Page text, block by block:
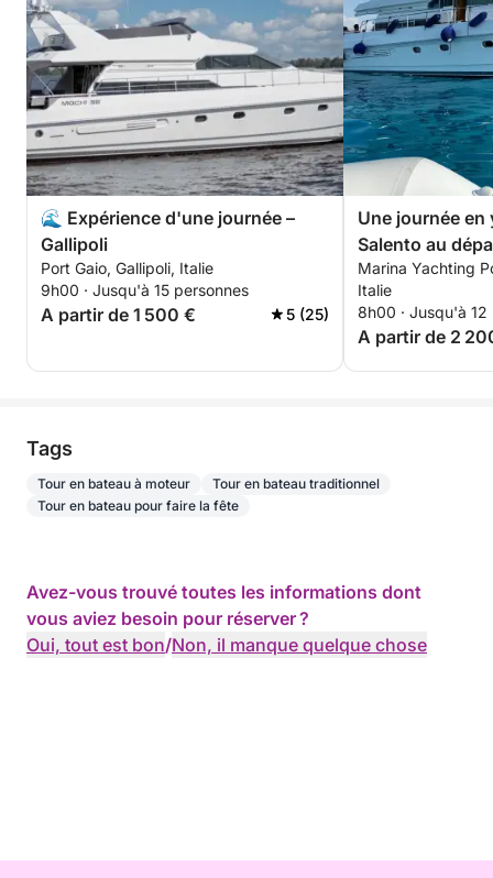
🌊 Expérience d'une journée –
Gallipoli
Port Gaio, Gallipoli, Italie
9h00 · Jusqu'à 15 personnes
A partir de 1 500 € 5 (25)
Une journée en
Salento au
Sant'Andrea,
cristalline.
Marina Yachting
Italie
8h00 · Jusqu'à 12
A partir de 2
Tags
Tour en bateau à moteur
Tour en bateau traditionnel
Tour en bateau pour faire la fête
Avez-vous trouvé toutes les informations dont
vous aviez besoin pour réserver ?
Oui, tout est bon/Non, il manque quelque chose